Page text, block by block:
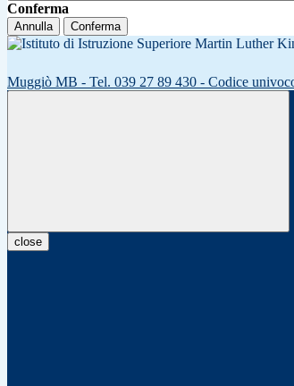
Conferma
Annulla Conferma
Muggiò MB - Tel. 039 27 89 430 - Codice
close